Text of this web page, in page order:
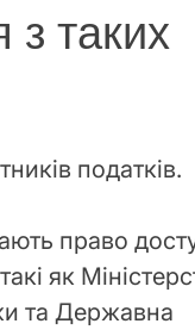
з таких
податків.
право
як
та Державна